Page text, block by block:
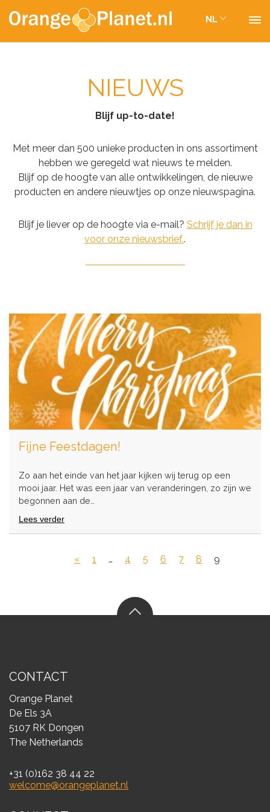
NL
NIEUWS
Blijf up-to-date!
Met meer dan 500 unieke producten in ons assortiment
hebben we geregeld wat nieuws te melden.
Blijf op de hoogte van alle ontwikkelingen, de nieuwe
producten en andere nieuwtjes op onze nieuwspagina.
Blijf je liever op de hoogte via e-mail? Schrijf je dan in
voor onze nieuwsbrief..
Fijne Feestdagen!
Zo aan het einde van het jaar kijken wij terug op een
mooi jaar. Het was een jaar van veranderingen, zo zijn we
begonnen aan de…
Lees verderover
« 1 … 4 5 6 7 8 9
CONTACT
Orange Planet
De Els 3A
5107 RK Dongen
The Netherlands
+31 (0)162 38 44 22
welcome@orangeplanet.nl